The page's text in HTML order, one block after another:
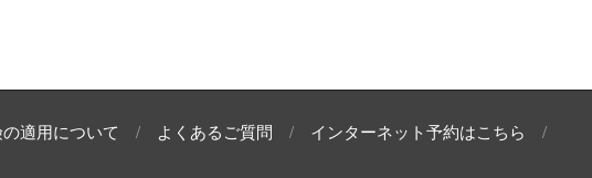
適用について よくあるご質問
インターネット予約はこちら